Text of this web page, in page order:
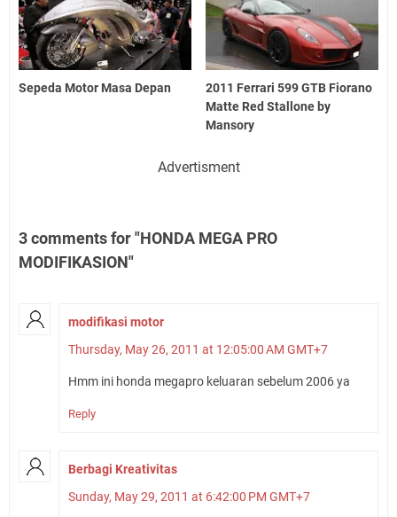
Sepeda Motor Masa Depan
2011 Ferrari 599 GTB Fiorano
Matte Red Stallone by
Mansory
Advertisment
3 comments for "HONDA MEGA PRO
MODIFIKASION"
modifikasi motor
Thursday, May 26, 2011 at 12:05:00 AM GMT+7
Hmm ini honda megapro keluaran sebelum 2006 ya
Reply
Berbagi Kreativitas
Sunday, May 29, 2011 at 6:42:00 PM GMT+7